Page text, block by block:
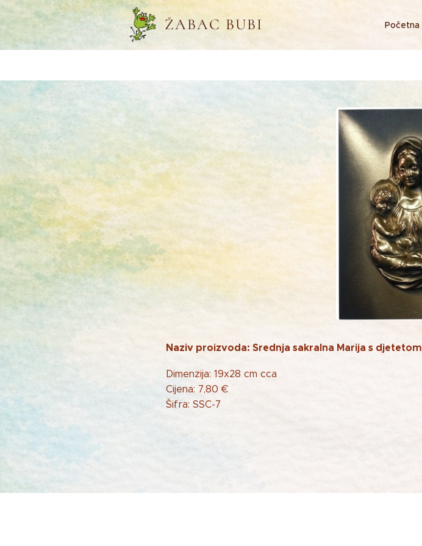
ŽABAC BUBI Početna
Naziv proizvoda: Srednja sakralna Marija s djetetom
Dimenzija: 19x28 cm cca
Cijena: 7,80 €
Šifra: SSC-7